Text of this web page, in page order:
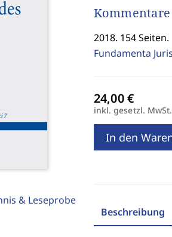
& Leseprobe
2018. 154 Seiten.
Fundamenta
inkl. gesetzl. MwSt.
In den
Beschreibung